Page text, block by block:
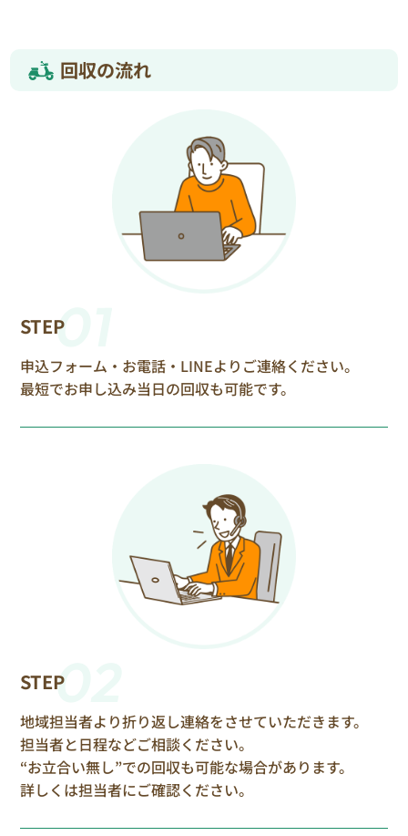
回収の流れ
STEP01
申込フォーム・お電話・LINEよりご連絡ください。
最短でお申し込み当日の回収も可能です。
STEP02
地域担当者より折り返し連絡をさせていただきます。
担当者と日程などご相談ください。
“お立合い無し”での回収も可能な場合があります。
詳しくは担当者にご確認ください。